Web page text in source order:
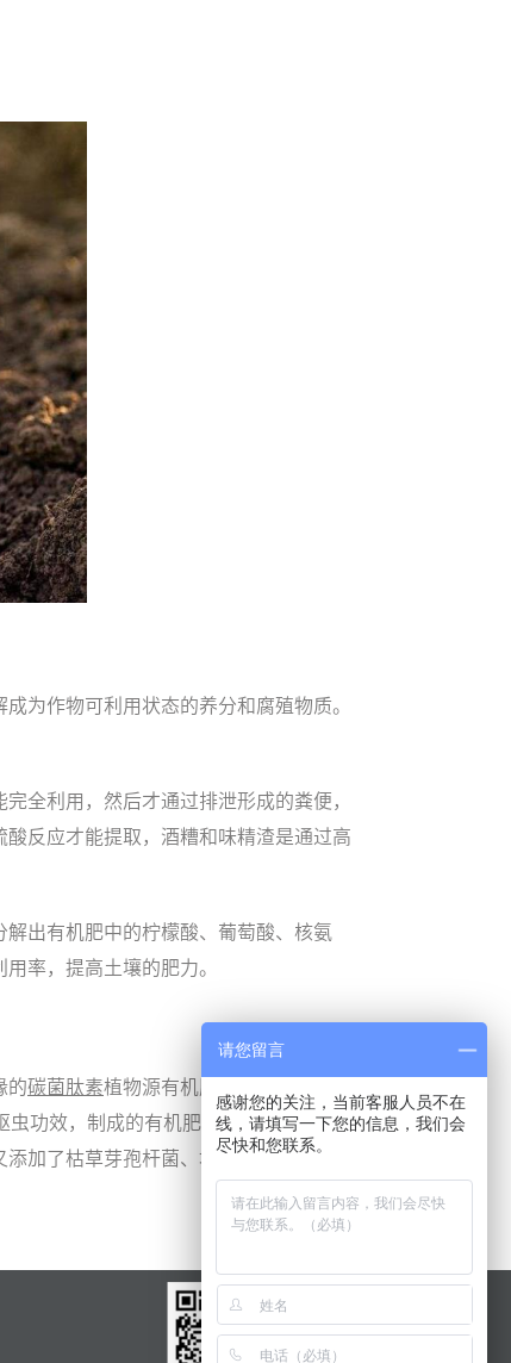
为作物可利用状态的养分和腐殖物质。
全利用，然后才通过排泄形成的粪便，
反应才能提取，酒糟和味精渣是通过高
出有机肥中的柠檬酸、葡萄酸、核氨
率，提高土壤的肥力。
的碳菌肽素植物源有机肥，选用芝麻饼、
功效，制成的有机肥相对营养成分各方
加了枯草芽孢杆菌、地衣芽孢杆菌等有
请您留言
感谢您的关注，当前客服人员不在
线，请填写一下您的信息，我们会
尽快和您联系。